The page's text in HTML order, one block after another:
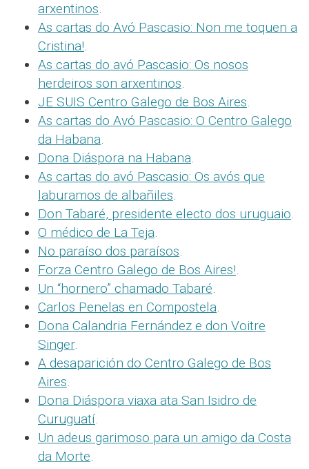
arxentinos.
As cartas do Avó Pascasio: Non me toquen a
Cristina!.
As cartas do avó Pascasio: Os nosos
herdeiros son arxentinos.
JE SUIS Centro Galego de Bos Aires.
As cartas do Avó Pascasio: O Centro Galego
da Habana.
Dona Diáspora na Habana.
As cartas do avó Pascasio: Os avós que
laburamos de albañiles.
Don Tabaré, presidente electo dos uruguaio.
O médico de La Teja.
No paraíso dos paraísos.
Forza Centro Galego de Bos Aires!.
Un “hornero” chamado Tabaré.
Carlos Penelas en Compostela.
Dona Calandria Fernández e don Voitre
Singer.
A desaparición do Centro Galego de Bos
Aires.
Dona Diáspora viaxa ata San Isidro de
Curuguatí.
Un adeus garimoso para un amigo da Costa
da Morte.